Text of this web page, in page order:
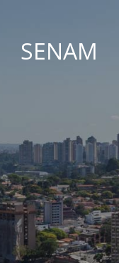
SENAM